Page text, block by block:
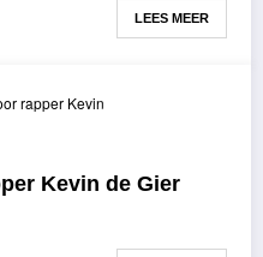
LEES MEER
Kevin de Gier